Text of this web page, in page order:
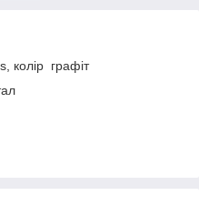
колір графіт